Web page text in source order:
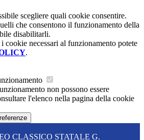
scegliere quali cookie consentire.
che consentono il funzionamento della
disabilitarli.
cookie necessari al funzionamento potete
.
non possono essere
l'elenco nella pagina della cookie
CLASSICO STATALE G.